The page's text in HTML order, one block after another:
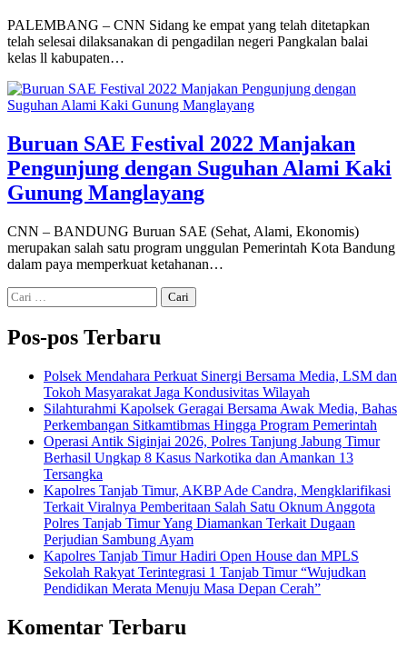
PALEMBANG – CNN Sidang ke empat yang telah ditetapkan
telah selesai dilaksanakan di pengadilan negeri Pangkalan balai
kelas ll kabupaten…
Buruan SAE Festival 2022 Manjakan
Pengunjung dengan Suguhan Alami Kaki
Gunung Manglayang
CNN – BANDUNG Buruan SAE (Sehat, Alami, Ekonomis)
merupakan salah satu program unggulan Pemerintah Kota Bandung
dalam paya memperkuat ketahanan…
Cari
untuk:
Pos-pos Terbaru
Polsek Mendahara Perkuat Sinergi Bersama Media, LSM dan
Tokoh Masyarakat Jaga Kondusivitas Wilayah
Silahturahmi Kapolsek Geragai Bersama Awak Media, Bahas
Perkembangan Sitkamtibmas Hingga Program Pemerintah
Operasi Antik Siginjai 2026, Polres Tanjung Jabung Timur
Berhasil Ungkap 8 Kasus Narkotika dan Amankan 13
Tersangka
Kapolres Tanjab Timur, AKBP Ade Candra, Mengklarifikasi
Terkait Viralnya Pemberitaan Salah Satu Oknum Anggota
Polres Tanjab Timur Yang Diamankan Terkait Dugaan
Perjudian Sambung Ayam
Kapolres Tanjab Timur Hadiri Open House dan MPLS
Sekolah Rakyat Terintegrasi 1 Tanjab Timur “Wujudkan
Pendidikan Merata Menuju Masa Depan Cerah”
Komentar Terbaru